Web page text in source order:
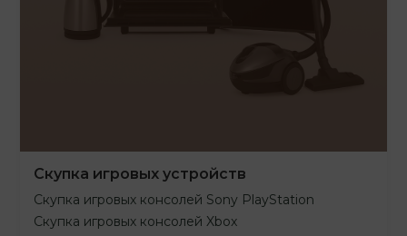
Скупка игровых устройств
Скупка игровых консолей Sony PlayStation
Скупка игровых консолей Xbox